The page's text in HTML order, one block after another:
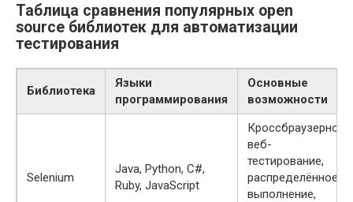
Таблица сравнения популярных open
source библиотек для автоматизации
тестирования
Библиотека
Языки
программирования
Основные
возможности
Selenium
Java, Python, C#,
Ruby, JavaScript
Кроссбраузерное
веб-
тестирование,
распределённое
выполнение,